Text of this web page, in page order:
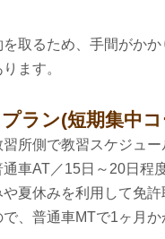
取るため、手間がか
ます。
ラン(短期集中
所側で教習スケジュ
車AT／15日～20日程
夏休みを利用して免
、普通車MTで1ヶ月か